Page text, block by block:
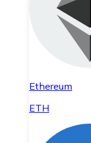
Ethereum
ETH